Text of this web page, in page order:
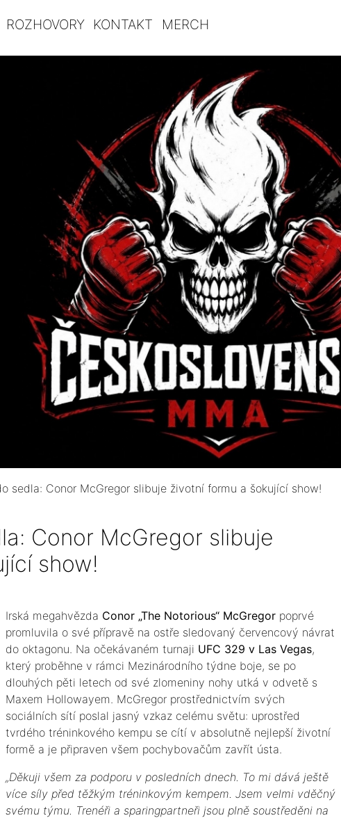
ROZHOVORY KONTAKT MERCH
sedla: Conor McGregor slibuje životní formu a šokující show!
Conor McGregor slibuje
show!
​Irská megahvězda Conor „The Notorious“ McGregor poprvé
promluvila o své přípravě na ostře sledovaný červencový návrat
do oktagonu. Na očekávaném turnaji UFC 329 v Las Vegas,
který proběhne v rámci Mezinárodního týdne boje, se po
dlouhých pěti letech od své zlomeniny nohy utká v odvetě s
Maxem Hollowayem. McGregor prostřednictvím svých
sociálních sítí poslal jasný vzkaz celému světu: uprostřed
tvrdého tréninkového kempu se cítí v absolutně nejlepší životní
formě a je připraven všem pochybovačům zavřít ústa.
​„Děkuji všem za podporu v posledních dnech. To mi dává ještě
více síly před těžkým tréninkovým kempem. Jsem velmi vděčný
svému týmu. Trenéři a sparingpartneři jsou plně soustředěni na